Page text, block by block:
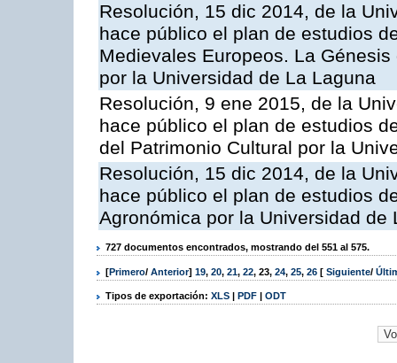
Resolución, 15 dic 2014, de la
hace público el plan de estudios
Medievales Europeos. La
por la Universidad de La Laguna
Resolución, 9 ene 2015, de la
hace público el plan de estudios
del Patrimonio Cultural por la
Resolución, 15 dic 2014, de la
hace público el plan de estudios
Agronómica por la Universidad de
727 documentos encontrados, mostrando del 551 al 575.
[Primero/ Anterior] 19, 20, 21, 22, 23, 24, 25, 26 [ Siguiente/
Tipos de exportación: XLS | PDF | ODT